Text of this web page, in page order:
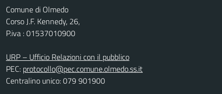
Comune di Olmedo
Corso J.F. Kennedy, 26,
P.iva : 01537010900
URP – Ufficio Relazioni con il pubblico
PEC: protocollo@pec.comune.olmedo.ss.it
Centralino unico: 079 901900